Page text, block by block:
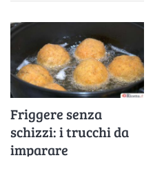
Friggere senza
schizzi: i trucchi da
imparare